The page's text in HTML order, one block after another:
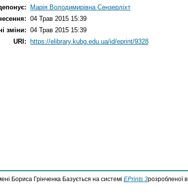
Марія Володимирівна Сензерліхт
04 Трав 2015 15:39
зміни:
04 Трав 2015 15:39
URI:
https://elibrary.kubg.edu.ua/id/eprint/9328
Бориса Грінченка Базується на системі EPrints 3розробленої в